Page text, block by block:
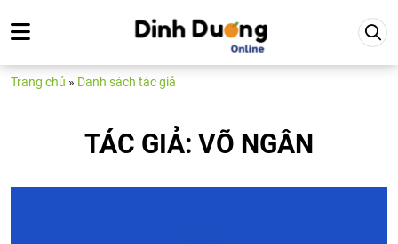
Trang chủ » Danh sách tác giả
TÁC GIẢ: VÕ NGÂN